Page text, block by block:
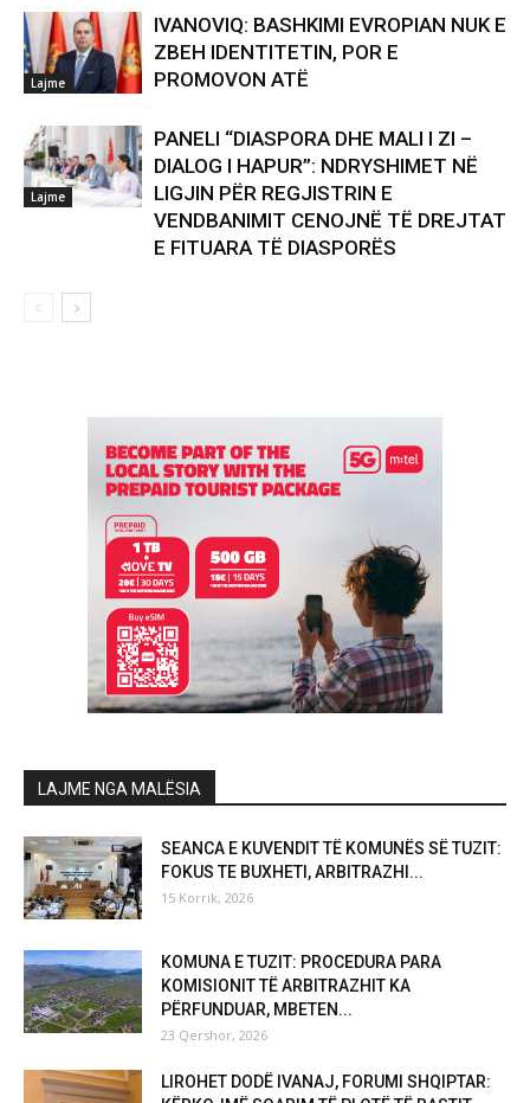
Lajme
IVANOVIQ: BASHKIMI EVROPIAN NUK E
ZBEH IDENTITETIN, POR E
PROMOVON ATË
Lajme
PANELI “DIASPORA DHE MALI I ZI –
DIALOG I HAPUR”: NDRYSHIMET NË
LIGJIN PËR REGJISTRIN E
VENDBANIMIT CENOJNË TË DREJTAT
E FITUARA TË DIASPORËS
LAJME NGA MALËSIA
SEANCA E KUVENDIT TË KOMUNËS SË TUZIT:
FOKUS TE BUXHETI, ARBITRAZHI...
15 Korrik, 2026
KOMUNA E TUZIT: PROCEDURA PARA
KOMISIONIT TË ARBITRAZHIT KA
PËRFUNDUAR, MBETEN...
23 Qershor, 2026
LIROHET DODË IVANAJ, FORUMI SHQIPTAR: